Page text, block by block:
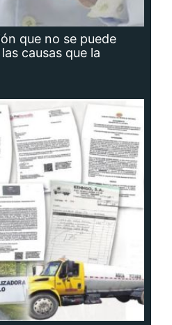
que no se puede
causas que la